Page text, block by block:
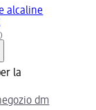
alcaline
la
dm